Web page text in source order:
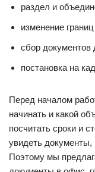
раздел и
изменение
сбор документов
постановка на
Перед началом
начинать и какой
посчитать сроки и
увидеть
Поэтому мы